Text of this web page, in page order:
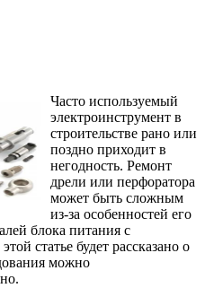
Часто используемый
электроинструмент в
строительстве рано или
поздно приходит в
негодность. Ремонт
дрели или перфоратора
может быть сложным
из-за особенностей его
блока питания с
статье будет рассказано о
можно